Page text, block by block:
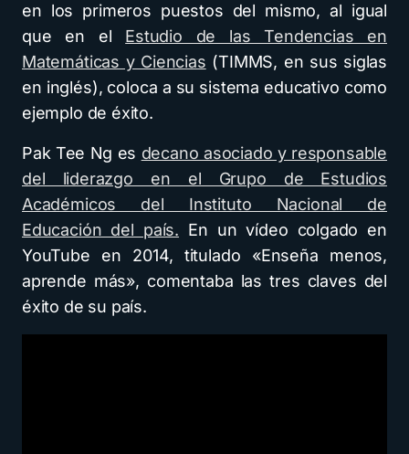
en los primeros puestos del mismo, al igual
que en el Estudio de las Tendencias en
Matemáticas y Ciencias (TIMMS, en sus siglas
en inglés), coloca a su sistema educativo como
ejemplo de éxito.
Pak Tee Ng es decano asociado y responsable
del liderazgo en el Grupo de Estudios
Académicos del Instituto Nacional de
Educación del país. En un vídeo colgado en
YouTube en 2014, titulado «Enseña menos,
aprende más», comentaba las tres claves del
éxito de su país.